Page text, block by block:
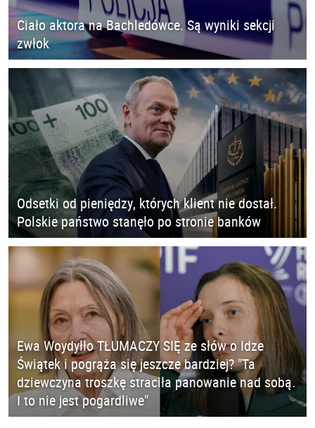
Ciało aktora na Bachledówce. Są wyniki sekcji
zwłok
Odsetki od pieniędzy, których klient nie dostał.
Polskie państwo stanęło po stronie banków
Ewa Woydyłło TŁUMACZY SIĘ ze słów o Idze
Świątek i pogrąża się jeszcze bardziej? "Ta
dziewczyna troszkę straciła panowanie nad sobą.
I to nie jest pogardliwe"